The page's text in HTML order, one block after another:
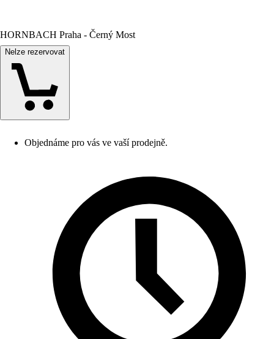
HORNBACH Praha - Černý Most
Nelze rezervovat
Objednáme pro vás ve vaší prodejně.